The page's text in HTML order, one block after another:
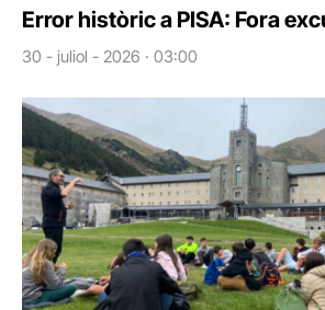
Error històric a PISA: Fora
30 - juliol - 2026 · 03:00